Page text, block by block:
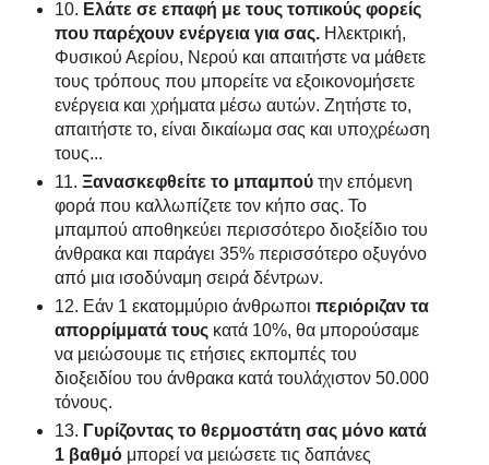
10. Ελάτε σε επαφή με τους τοπικούς φορείς
που παρέχουν ενέργεια για σας.Ηλεκτρική,
Φυσικού Αερίου, Νερού και απαιτήστε να μάθετε
τους τρόπους που μπορείτε να εξοικονομήσετε
ενέργεια και χρήματα μέσω αυτών. Ζητήστε το,
απαιτήστε το, είναι δικαίωμα σας και υποχρέωση
τους...
11. Ξανασκεφθείτε το μπαμπούτην επόμενη
φορά που καλλωπίζετε τον κήπο σας. Το
μπαμπού αποθηκεύει περισσότερο διοξείδιο του
άνθρακα και παράγει 35% περισσότερο οξυγόνο
από μια ισοδύναμη σειρά δέντρων.
12. Εάν 1 εκατομμύριο άνθρωποι περιόριζαν τα
απορρίμματά τουςκατά 10%, θα μπορούσαμε
να μειώσουμε τις ετήσιες εκπομπές του
διοξειδίου του άνθρακα κατά τουλάχιστον 50.000
τόνους.
13. Γυρίζοντας το θερμοστάτη σας μόνο κατά
1 βαθμόμπορεί να μειώσετε τις δαπάνες